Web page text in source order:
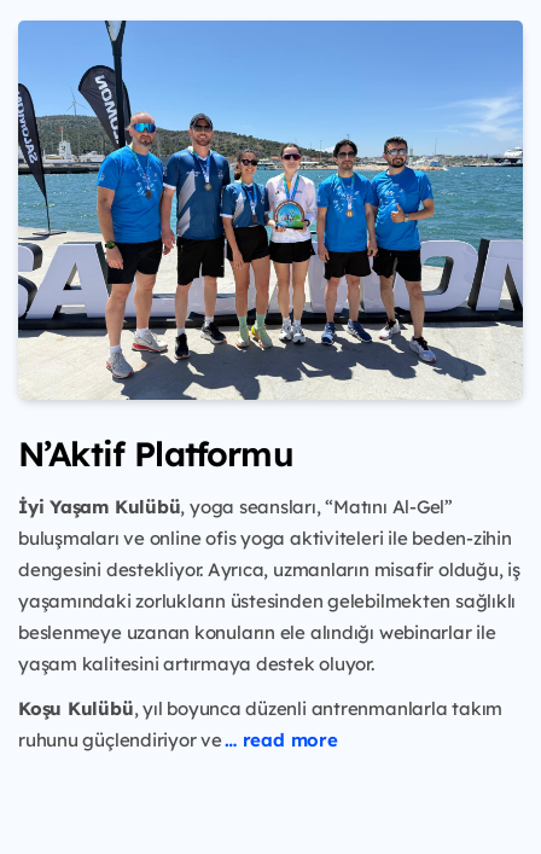
N’Aktif Platformu
İyi Yaşam Kulübü, yoga seansları, “Matını Al-Gel”
buluşmaları ve online ofis yoga aktiviteleri ile beden-zihin
dengesini destekliyor. Ayrıca, uzmanların misafir olduğu, iş
yaşamındaki zorlukların üstesinden gelebilmekten sağlıklı
beslenmeye uzanan konuların ele alındığı webinarlar ile
yaşam kalitesini artırmaya destek oluyor.
Koşu Kulübü, yıl boyunca düzenli antrenmanlarla takım
ruhunu güçlendiriyor ve… read more